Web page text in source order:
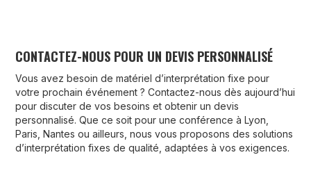
CONTACTEZ-NOUS POUR UN DEVIS PERSONNALISÉ
Vous avez besoin de matériel d’interprétation fixe pour
votre prochain événement ? Contactez-nous dès aujourd’hui
pour discuter de vos besoins et obtenir un devis
personnalisé. Que ce soit pour une conférence à Lyon,
Paris, Nantes ou ailleurs, nous vous proposons des solutions
d’interprétation fixes de qualité, adaptées à vos exigences.